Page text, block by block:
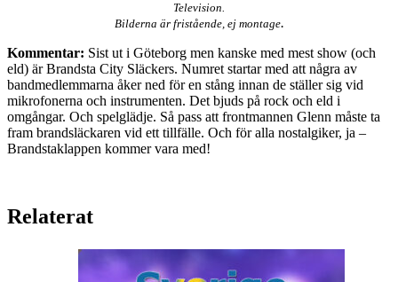
Television.
Bilderna är fristående, ej montage.
Kommentar: Sist ut i Göteborg men kanske med mest show (och
eld) är Brandsta City Släckers. Numret startar med att några av
bandmedlemmarna åker ned för en stång innan de ställer sig vid
mikrofonerna och instrumenten. Det bjuds på rock och eld i
omgångar. Och spelglädje. Så pass att frontmannen Glenn måste ta
fram brandsläckaren vid ett tillfälle. Och för alla nostalgiker, ja –
Brandstaklappen kommer vara med!
Relaterat